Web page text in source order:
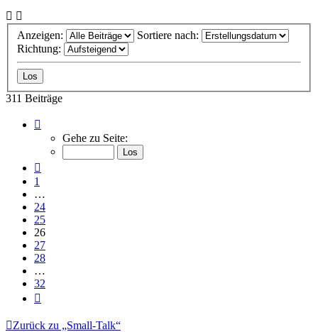
Anzeigen:
Sortiere nach:
Richtung:
311 Beiträge
26
von
Gehe zu Seite:
1
…
24
25
26
27
28
…
32
Zurück zu „Small-Talk“